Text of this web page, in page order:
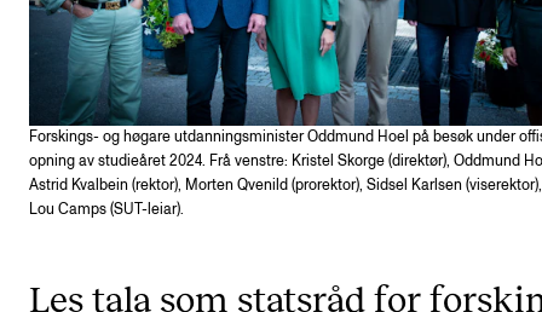
Søknad og opptak
Biblioteket
Fagmiljøer
Salane våre
Studentutvalet SUT (student.nmh.no)
FORSKNING
Forskings- og høgare utdanningsminister Oddmund Hoel på besøk under
opning av studieåret 2024. Frå venstre: Kristel Skorge (direktør), Oddmund
Astrid Kvalbein (rektor), Morten Qvenild (prorektor), Sidsel Karlsen
Lou Camps (SUT-leiar).
Les tala som statsråd for